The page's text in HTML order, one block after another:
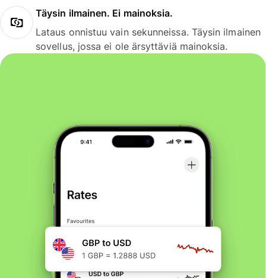
Täysin ilmainen. Ei mainoksia.
Lataus onnistuu vain sekunneissa. Täysin ilmainen
sovellus, jossa ei ole ärsyttäviä mainoksia.